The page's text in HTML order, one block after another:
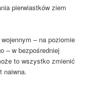
pierwiastków ziem
– na poziomie
– w bezpośredniej
to wszystko zmienić
naiwna.